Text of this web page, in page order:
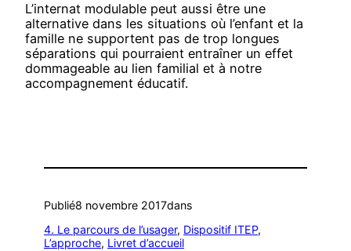
L’internat modulable peut aussi être une
alternative dans les situations où l’enfant et la
famille ne supportent pas de trop longues
séparations qui pourraient entraîner un effet
dommageable au lien familial et à notre
accompagnement éducatif.
Publié8 novembre 2017dans
4. Le parcours de l’usager, Dispositif ITEP
L’approche, Livret d’accueil